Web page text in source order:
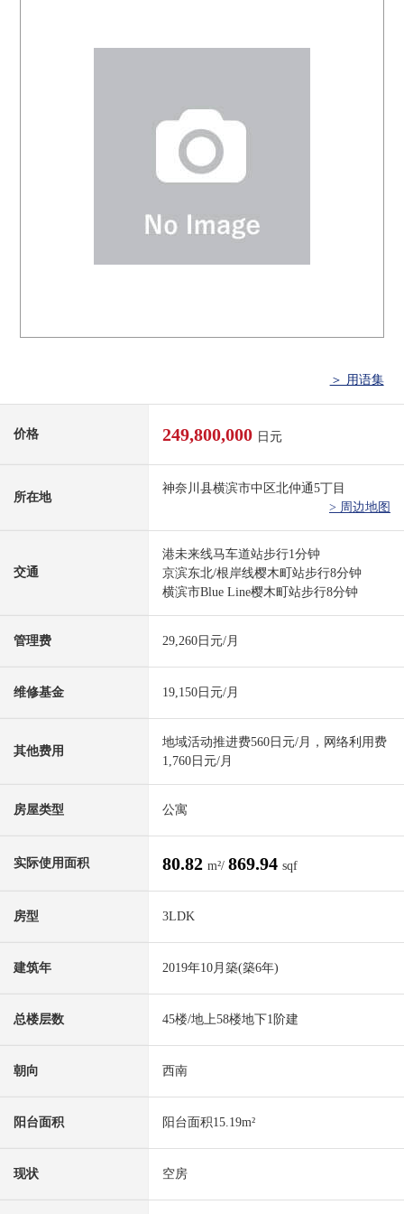
＞ 用语集
价格 249,800,000 日元
所在地
神奈川县横滨市中区北仲通5丁目
> 周边地图
交通
港未来线马车道站步行1分钟
京滨东北/根岸线樱木町站步行8分钟
横滨市Blue Line樱木町站步行8分钟
管理费 29,260日元/月
维修基金 19,150日元/月
其他费用
地域活动推进费560日元/月，网络利用费
1,760日元/月
房屋类型 公寓
实际使用面积 80.82 m²/ 869.94 sqf
房型 3LDK
建筑年 2019年10月築(築6年)
总楼层数 45楼/地上58楼地下1阶建
朝向 西南
阳台面积 阳台面积15.19m²
现状 空房